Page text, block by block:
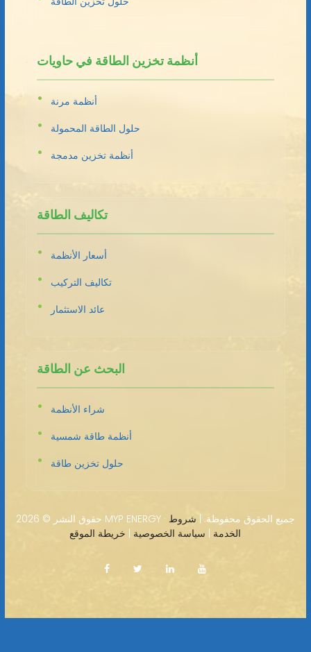
أنظمة تخزين الطاقة في حاويات
أنظمة مرنة
حلول الطاقة المحمولة
أنظمة تخزين مدمجة
تكاليف الطاقة
أسعار الأنظمة
تكاليف التركيب
عائد الاستثمار
البحث عن الطاقة
شراء الأنظمة
أنظمة طاقة شمسية
حلول تخزين طاقة
حقوق النشر © 2026 MYP ENERGY · جميع الحقوق محفوظة. | شروط
الخدمة | سياسة الخصوصية | خريطة الموقع